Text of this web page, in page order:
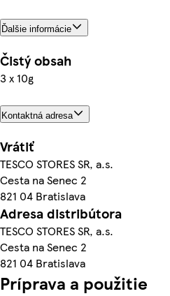
Ďalšie informácie
Čistý obsah
3 x 10g
Kontaktná adresa
Vrátiť
TESCO STORES SR, a.s.
Cesta na Senec 2
821 04 Bratislava
Adresa distribútora
TESCO STORES SR, a.s.
Cesta na Senec 2
821 04 Bratislava
Príprava a použitie